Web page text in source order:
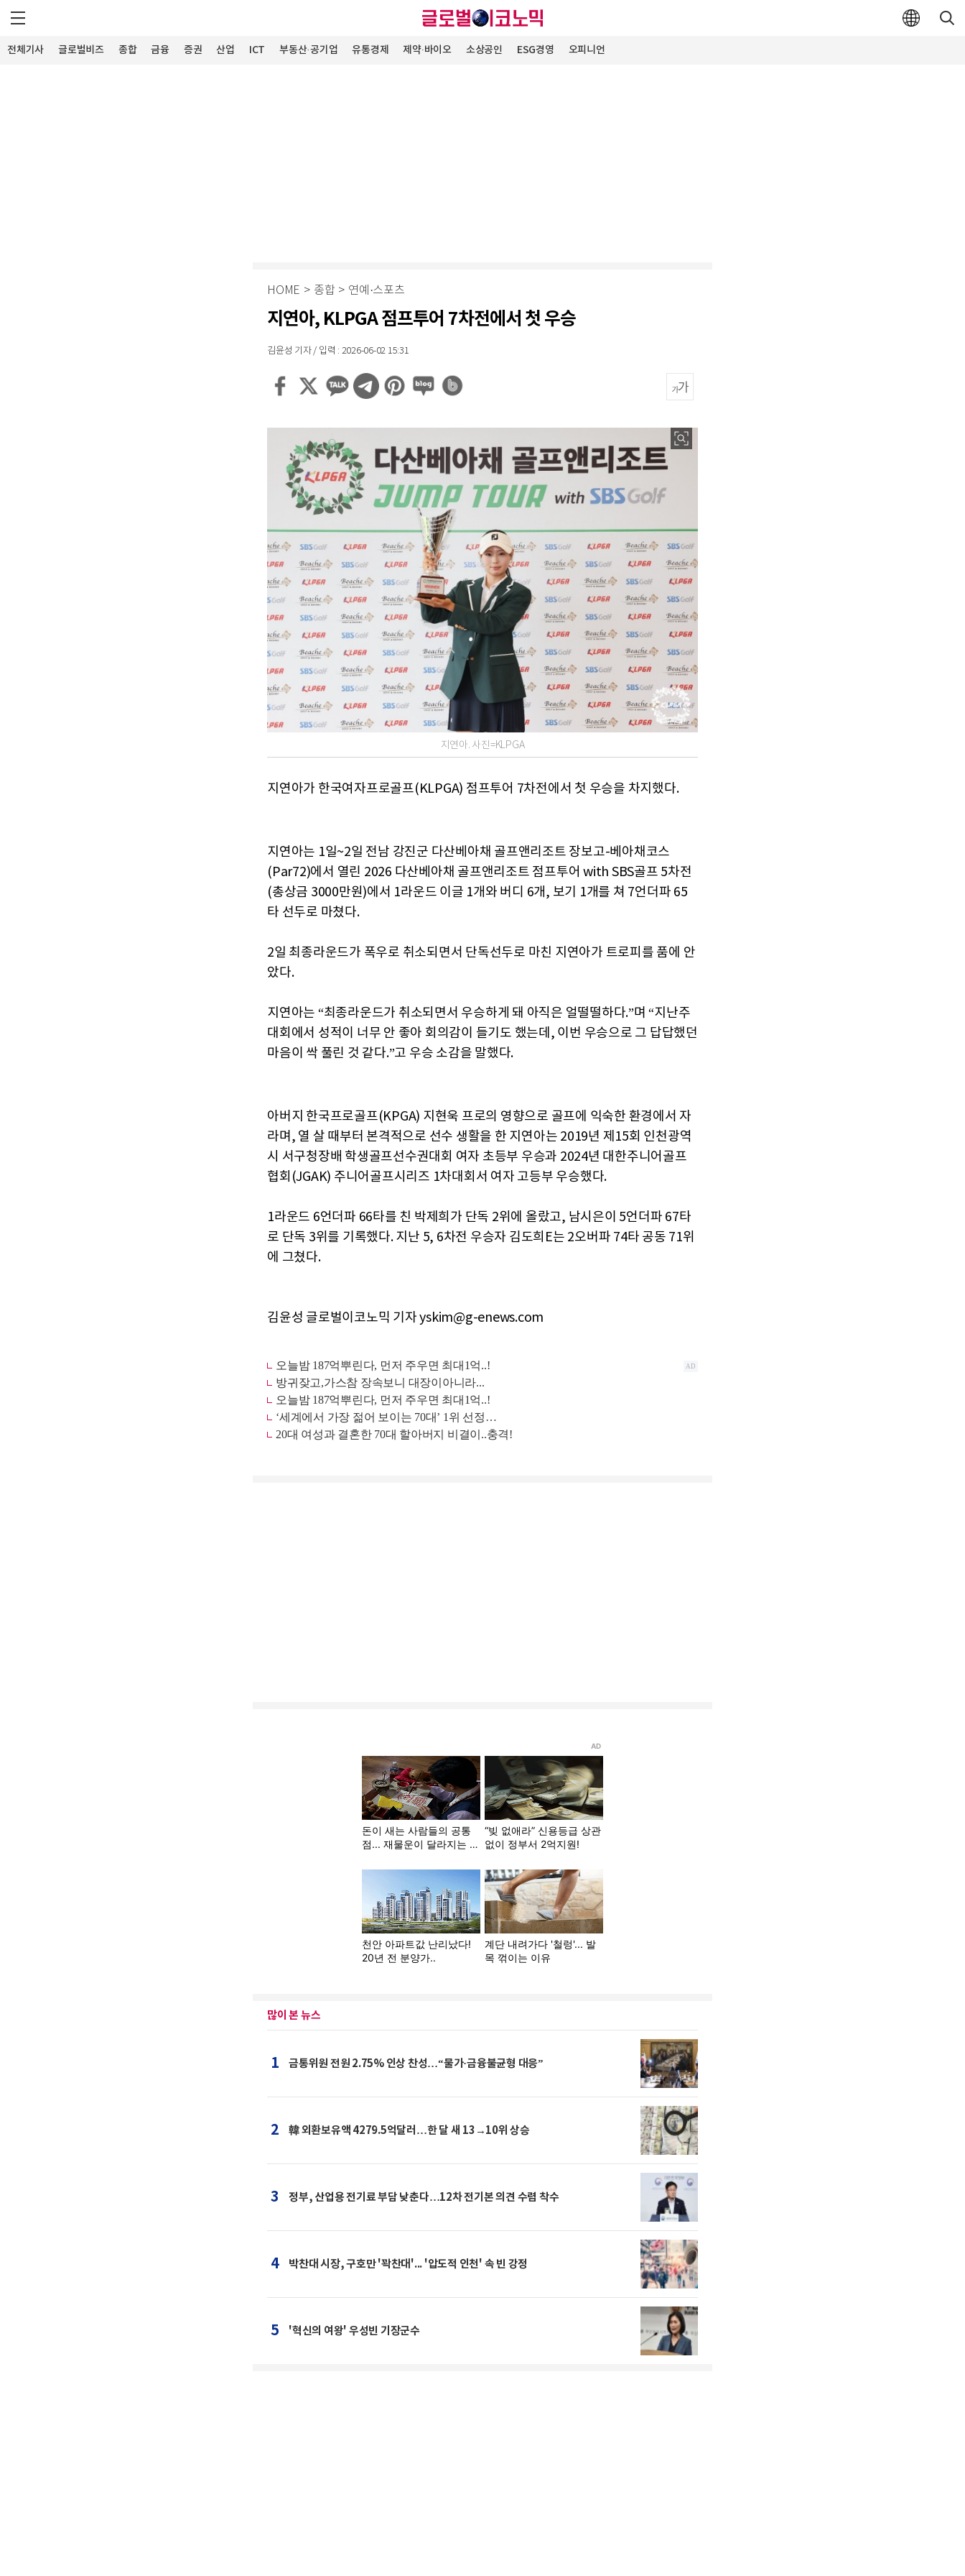
전체기사 글로벌비즈 종합 금융 증권 산업 ICT 부동산·공기업 유통경제 제약∙바이오 소상공인 ESG경영 오피니언
HOME > 종합 > 연예·스포츠
지연아, KLPGA 점프투어 7차전에서 첫 우승
김윤성 기자 / 입력 : 2026-06-02 15:31
지연아. 사진=KLPGA
지연아가 한국여자프로골프(KLPGA) 점프투어 7차전에서 첫 우승을 차지했다.
지연아는 1일~2일 전남 강진군 다산베아채 골프앤리조트 장보고-베아채코스
(Par72)에서 열린 2026 다산베아채 골프앤리조트 점프투어 with SBS골프 5차전
(총상금 3000만원)에서 1라운드 이글 1개와 버디 6개, 보기 1개를 쳐 7언더파 65
타 선두로 마쳤다.
2일 최종라운드가 폭우로 취소되면서 단독선두로 마친 지연아가 트로피를 품에 안
았다.
지연아는 “최종라운드가 취소되면서 우승하게 돼 아직은 얼떨떨하다.”며 “지난주
대회에서 성적이 너무 안 좋아 회의감이 들기도 했는데, 이번 우승으로 그 답답했던
마음이 싹 풀린 것 같다.”고 우승 소감을 말했다.
아버지 한국프로골프(KPGA) 지현욱 프로의 영향으로 골프에 익숙한 환경에서 자
라며, 열 살 때부터 본격적으로 선수 생활을 한 지연아는 2019년 제15회 인천광역
시 서구청장배 학생골프선수권대회 여자 초등부 우승과 2024년 대한주니어골프
협회(JGAK) 주니어골프시리즈 1차대회서 여자 고등부 우승했다.
1라운드 6언더파 66타를 친 박제희가 단독 2위에 올랐고, 남시은이 5언더파 67타
로 단독 3위를 기록했다. 지난 5, 6차전 우승자 김도희E는 2오버파 74타 공동 71위
에 그쳤다.
김윤성 글로벌이코노믹 기자 yskim@g-enews.com
많이 본 뉴스
1 금통위원 전원 2.75% 인상 찬성…“물가·금융불균형 대응”
2 韓 외환보유액 4279.5억달러…한 달 새 13→10위 상승
3 정부, 산업용 전기료 부담 낮춘다…12차 전기본 의견 수렴 착수
4 박찬대 시장, 구호만 '꽉찬대'... '압도적 인천' 속 빈 강정
5 '혁신의 여왕' 우성빈 기장군수